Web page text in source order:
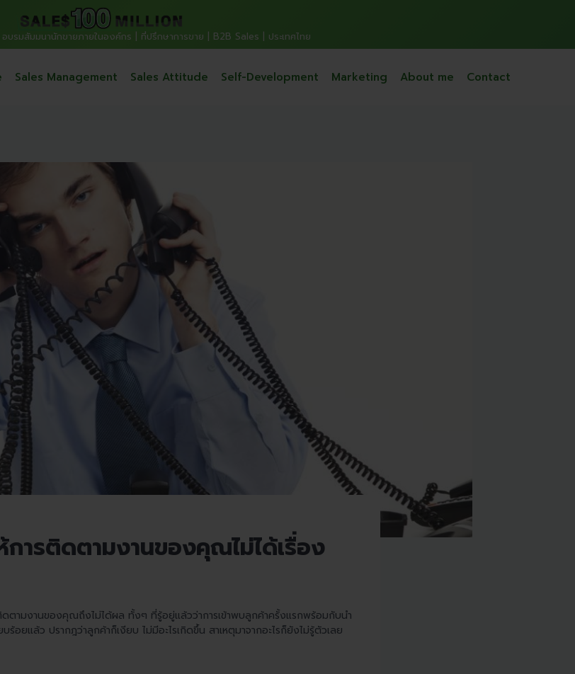
รมสัมมนานักขายภายในองค์กร | ที่ปรึกษาการขาย | B2B Sales | ประเทศไทย
Sales Management Sales Attitude Self-Development Marketing About me Contact
การติดตามงานของคุณไม่ได้เรื่อง
ดตามงานของคุณถึงไม่ได้ผล ทั้งๆ ที่รู้อยู่แล้วว่าการเข้าพบลูกค้าครั้งแรกพร้อมกับนำ
ร้อยแล้ว ปรากฎว่าลูกค้าก็เงียบ ไม่มีอะไรเกิดขึ้น สาเหตุมาจากอะไรก็ยังไม่รู้ตัวเลย